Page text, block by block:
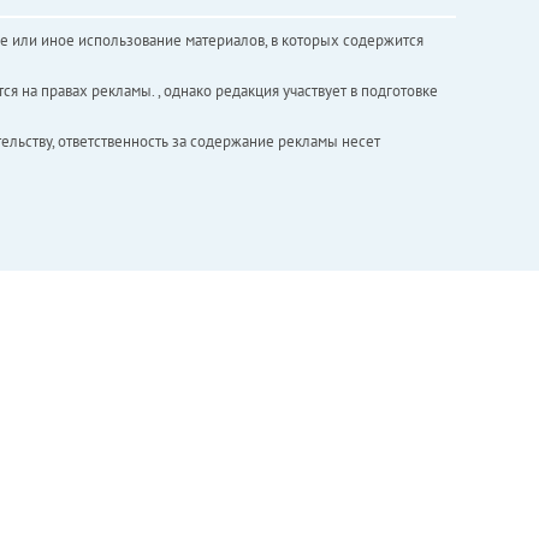
иное использование материалов, в которых содержится
правах рекламы. , однако редакция участвует в подготовке
ответственность за содержание рекламы несет